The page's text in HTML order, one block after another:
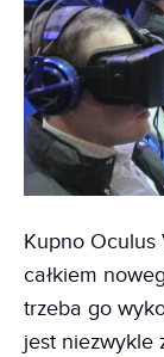
Kupno Oculus
całkiem
trzeba go
jest niezwykle